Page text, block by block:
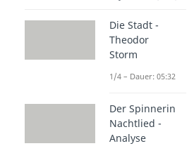
Die Stadt -
Theodor
Storm
1/4 – Dauer: 05:32
Der Spinnerin
Nachtlied -
Analyse